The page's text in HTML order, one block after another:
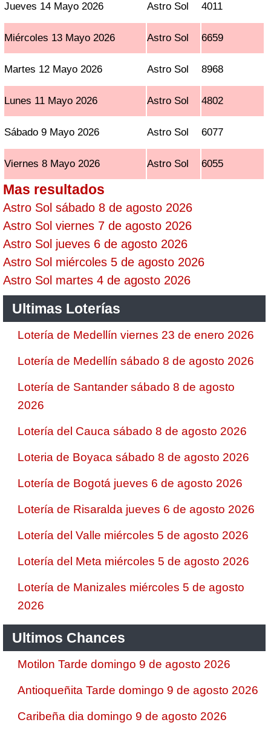
Jueves 14 Mayo 2026 Astro Sol 4011
Miércoles 13 Mayo 2026 Astro Sol 6659
Martes 12 Mayo 2026 Astro Sol 8968
Lunes 11 Mayo 2026 Astro Sol 4802
Sábado 9 Mayo 2026 Astro Sol 6077
Viernes 8 Mayo 2026 Astro Sol 6055
Mas resultados
Astro Sol sábado 8 de agosto 2026
Astro Sol viernes 7 de agosto 2026
Astro Sol jueves 6 de agosto 2026
Astro Sol miércoles 5 de agosto 2026
Astro Sol martes 4 de agosto 2026
Ultimas Loterías
Lotería de Medellín viernes 23 de enero 2026
Lotería de Medellín sábado 8 de agosto 2026
Lotería de Santander sábado 8 de agosto
2026
Lotería del Cauca sábado 8 de agosto 2026
Loteria de Boyaca sábado 8 de agosto 2026
Lotería de Bogotá jueves 6 de agosto 2026
Lotería de Risaralda jueves 6 de agosto 2026
Lotería del Valle miércoles 5 de agosto 2026
Lotería del Meta miércoles 5 de agosto 2026
Lotería de Manizales miércoles 5 de agosto
2026
Ultimos Chances
Motilon Tarde domingo 9 de agosto 2026
Antioqueñita Tarde domingo 9 de agosto 2026
Caribeña dia domingo 9 de agosto 2026